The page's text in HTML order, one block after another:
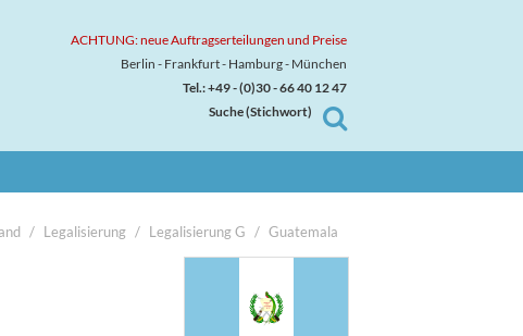
ACHTUNG: neue Auftragserteilungen und Preise
Berlin - Frankfurt - Hamburg - München
Tel.: +49 - (0)30 - 66 40 12 47
Suche (Stichwort)

Legalisierung Legalisierung G Guatemala